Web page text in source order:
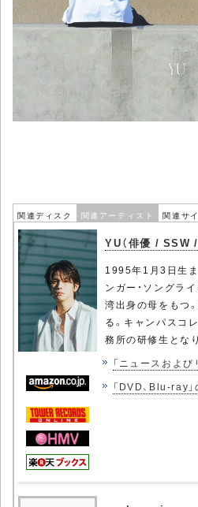
関連ディスク 関連アーティスト 関連サ
YU（俳優 / SSW
1995年1月3日生
ンガー・ソングラ
湾出身の母をもつ
る。キャンパスコ
務所の研修生とな
「ニュースおよ
「DVD、Blu-ray